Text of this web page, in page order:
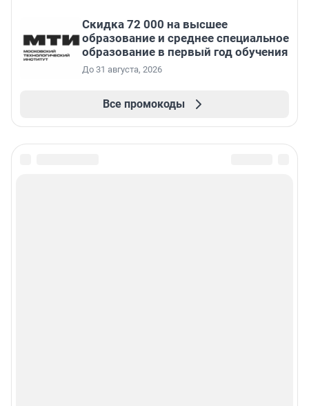
Скидка 72 000 на высшее
образование и среднее специальное
образование в первый год обучения
До 31 августа, 2026
Все промокоды